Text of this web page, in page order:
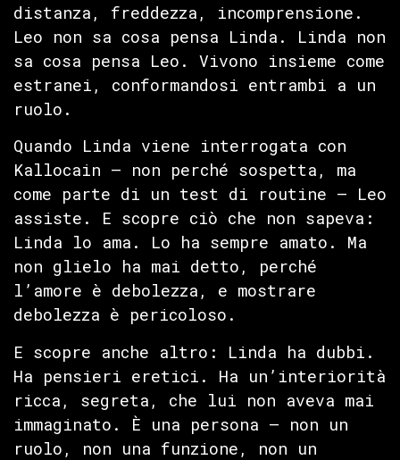
distanza, freddezza, incomprensione.
Leo non sa cosa pensa Linda. Linda non
sa cosa pensa Leo. Vivono insieme come
estranei, conformandosi entrambi a un
ruolo.
Quando Linda viene interrogata con
Kallocain — non perché sospetta, ma
come parte di un test di routine — Leo
assiste. E scopre ciò che non sapeva:
Linda lo ama. Lo ha sempre amato. Ma
non glielo ha mai detto, perché
l’amore è debolezza, e mostrare
debolezza è pericoloso.
E scopre anche altro: Linda ha dubbi.
Ha pensieri eretici. Ha un’interiorità
ricca, segreta, che lui non aveva mai
immaginato. È una persona — non un
ruolo, non una funzione, non un